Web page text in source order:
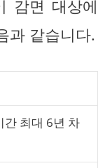
감면 대상에
과 같습니다.
간 최대 6년 차